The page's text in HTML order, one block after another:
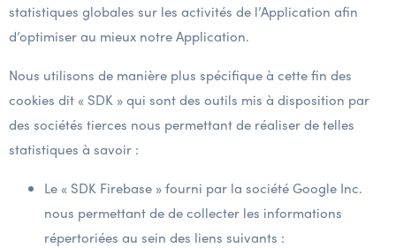
statistiques globales sur les activités de l’Application afin
d’optimiser au mieux notre Application.
Nous utilisons de manière plus spécifique à cette fin des
cookies dit « SDK » qui sont des outils mis à disposition par
des sociétés tierces nous permettant de réaliser de telles
statistiques à savoir :
Le « SDK Firebase » fourni par la société Google Inc.
nous permettant de de collecter les informations
répertoriées au sein des liens suivants :